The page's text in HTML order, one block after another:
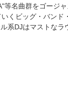
等名曲群をゴージ
くビッグ・バンド
系DJはマストなラ